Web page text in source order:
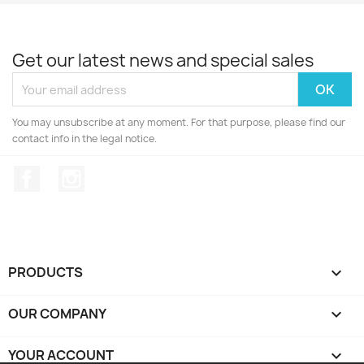
Get our latest news and special sales
You may unsubscribe at any moment. For that purpose, please find our
contact info in the legal notice.
PRODUCTS 
OUR COMPANY 
YOUR ACCOUNT 